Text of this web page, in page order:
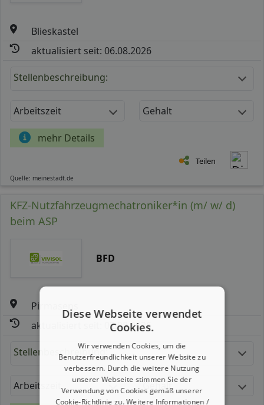
Blieskastel
aktualisiert seit: 06.08.2026
Stellenbeschreibung:
Arbeitszeit Gehalt
mehr Details
Teilen
Quelle: meinestadt.de
KFZ-Nutzfahrzeugmechatroniker*in (m/ w/ d)
beim ASP
BFD
Pirmasens
aktualisiert seit: 02.08.2026
Stellenbeschreibung:
Arbeitszeit Gehalt
Diese Webseite verwendet
Cookies.
Wir verwenden Cookies, um die
Benutzerfreundlichkeit unserer Website zu
verbessern. Durch die weitere Nutzung
unserer Webseite stimmen Sie der
Verwendung von Cookies gemäß unserer
Cookie-Richtlinie zu.Weitere Informationen /